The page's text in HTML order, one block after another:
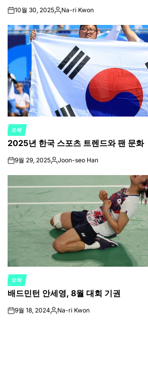
on10월 30, 2025Posted
Na-ri Kwon
POSTED
IN
오락
2025년 한국 스포츠 트렌드와 팬 문화
on9월 29, 2025Posted
Joon-seo Han
POSTED
IN
오락
배드민턴 안세영, 8월 대회 기권
on9월 18, 2024Posted
Na-ri Kwon